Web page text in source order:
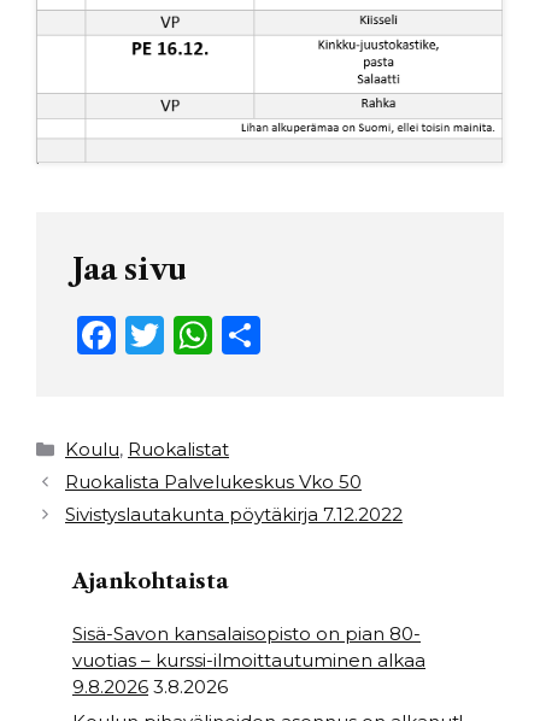
Jaa sivu
F
e
b
o
o
k
T
t
e
r
W
ts
A
p
p
Kategoriat
Koulu, Ruokalistat
Ruokalista Palvelukeskus Vko 50
Sivistyslautakunta pöytäkirja 7.12.2022
Ajankohtaista
Sisä-Savon kansalaisopisto on pian 80-
vuotias – kurssi-ilmoittautuminen alkaa
9.8.2026 3.8.2026